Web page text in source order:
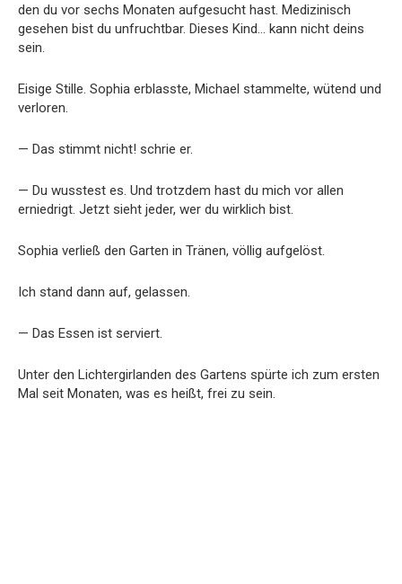
den du vor sechs Monaten aufgesucht hast. Medizinisch
gesehen bist du unfruchtbar. Dieses Kind… kann nicht deins
sein.
Eisige Stille. Sophia erblasste, Michael stammelte, wütend und
verloren.
— Das stimmt nicht! schrie er.
— Du wusstest es. Und trotzdem hast du mich vor allen
erniedrigt. Jetzt sieht jeder, wer du wirklich bist.
Sophia verließ den Garten in Tränen, völlig aufgelöst.
Ich stand dann auf, gelassen.
— Das Essen ist serviert.
Unter den Lichtergirlanden des Gartens spürte ich zum ersten
Mal seit Monaten, was es heißt, frei zu sein.